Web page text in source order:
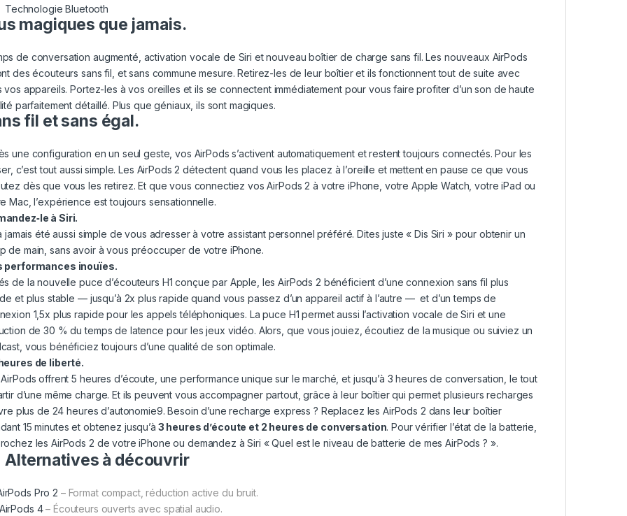
Technologie Bluetooth
magiques que jamais.
de conversation augmenté, activation vocale de Siri et nouveau boîtier de charge sans fil. Les nouveaux AirPods
des écouteurs sans fil, et sans commune mesure. Retirez-les de leur boîtier et ils fonctionnent tout de suite avec
vos appareils. Portez-les à vos oreilles et ils se connectent immédiatement pour vous faire profiter d’un son de haute
parfaitement détaillé. Plus que géniaux, ils sont magiques.
fil et sans égal.
une configuration en un seul geste, vos AirPods s’activent automatiquement et restent toujours connectés. Pour les
c’est tout aussi simple. Les AirPods 2 détectent quand vous les placez à l’oreille et mettent en pause ce que vous
dès que vous les retirez. Et que vous connectiez vos AirPods 2 à votre iPhone, votre Apple Watch, votre iPad ou
Mac, l’expérience est toujours sensationnelle.
à Siri.
jamais été aussi simple de vous adresser à votre assistant personnel préféré. Dites juste « Dis Siri » pour obtenir un
de main, sans avoir à vous préoccuper de votre iPhone.
performances inouïes.
de la nouvelle puce d’écouteurs H1 conçue par Apple, les AirPods 2 bénéficient d’une connexion sans fil plus
et plus stable — jusqu’à 2x plus rapide quand vous passez d’un appareil actif à l’autre — et d’un temps de
1,5x plus rapide pour les appels téléphoniques. La puce H1 permet aussi l’activation vocale de Siri et une
de 30 % du temps de latence pour les jeux vidéo. Alors, que vous jouiez, écoutiez de la musique ou suiviez un
vous bénéficiez toujours d’une qualité de son optimale.
de liberté.
offrent 5 heures d’écoute, une performance unique sur le marché, et jusqu’à 3 heures de conversation, le tout
d’une même charge. Et ils peuvent vous accompagner partout, grâce à leur boîtier qui permet plusieurs recharges
plus de 24 heures d’autonomie9. Besoin d’une recharge express ? Replacez les AirPods 2 dans leur boîtier
15 minutes et obtenez jusqu’à 3 heures d’écoute et 2 heures de conversation. Pour vérifier l’état de la batterie,
les AirPods 2 de votreiPhone ou demandez à Siri « Quel est le niveau de batterie de mes AirPods ? ».
Alternatives à découvrir
Pro 2 – Format compact, réduction active du bruit.
AirPods 4– Écouteurs ouverts avec spatial audio.